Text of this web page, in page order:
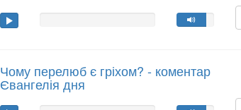
Чому перелюб є гріхом? - коментар
Євангелія дня